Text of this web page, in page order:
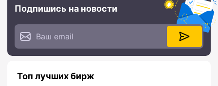
Подпишись на новости
Топ лучших бирж